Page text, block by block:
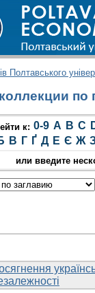
Полтавського
по
к: 0-9 A B C
В Г Ґ Д Е Є Ж
или введите